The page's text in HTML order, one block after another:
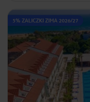
5% ZALICZKI ZIMA 2026/27